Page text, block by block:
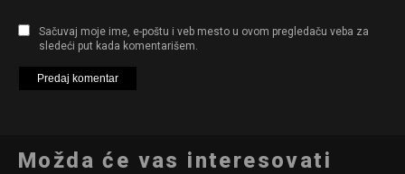
Sačuvaj moje ime, e-poštu i veb mesto u ovom pregledaču veba za
sledeći put kada komentarišem.
Možda će vas interesovati